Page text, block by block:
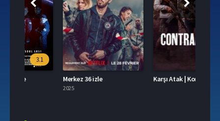
Merkez 36 izle Karşı Atak | Kontra Atak izle